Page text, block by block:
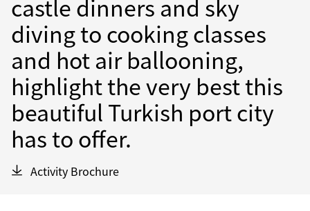
castle dinners and sky
diving to cooking classes
and hot air ballooning,
highlight the very best this
beautiful Turkish port city
has to offer.
Activity Brochure